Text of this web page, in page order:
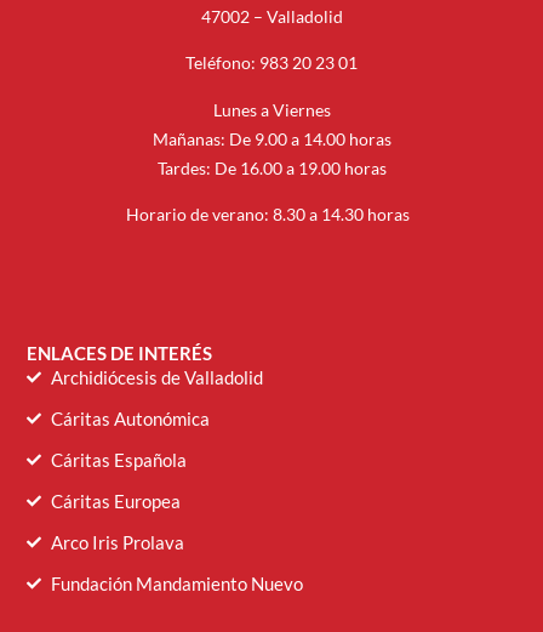
47002 – Valladolid
Teléfono: 983 20 23 01
Lunes a Viernes
Mañanas: De 9.00 a 14.00 horas
Tardes: De 16.00 a 19.00 horas
Horario de verano: 8.30 a 14.30 horas
ENLACES DE INTERÉS
Archidiócesis de Valladolid
Cáritas Autonómica
Cáritas Española
Cáritas Europea
Arco Iris Prolava
Fundación Mandamiento Nuevo